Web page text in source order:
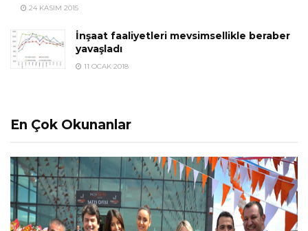
24 KASIM 2015
İnşaat faaliyetleri mevsimsellikle beraber
yavaşladı
11 OCAK 2018
En Çok Okunanlar